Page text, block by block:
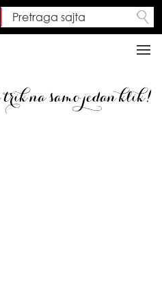
Search form
Pretraga sajta